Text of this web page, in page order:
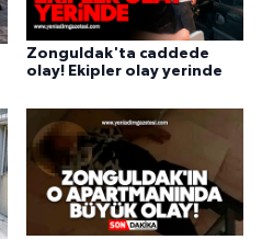
Zonguldak'ta caddede
olay! Ekipler olay yerinde